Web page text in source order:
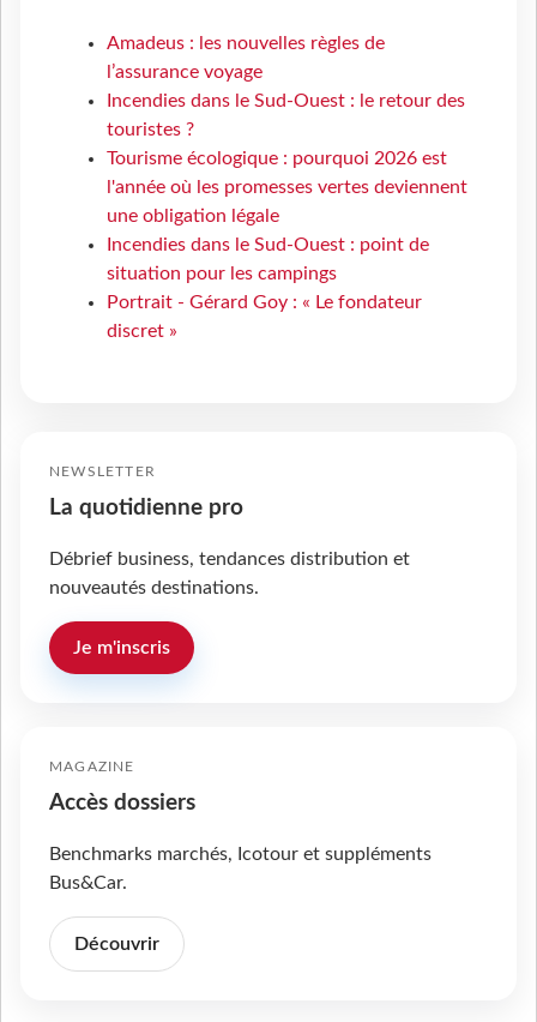
Amadeus : les nouvelles règles de
l’assurance voyage
Incendies dans le Sud-Ouest : le retour des
touristes ?
Tourisme écologique : pourquoi 2026 est
l'année où les promesses vertes deviennent
une obligation légale
Incendies dans le Sud-Ouest : point de
situation pour les campings
Portrait - Gérard Goy : « Le fondateur
discret »
NEWSLETTER
La quotidienne pro
Débrief business, tendances distribution et
nouveautés destinations.
Je m'inscris
MAGAZINE
Accès dossiers
Benchmarks marchés, Icotour et suppléments
Bus&Car.
Découvrir